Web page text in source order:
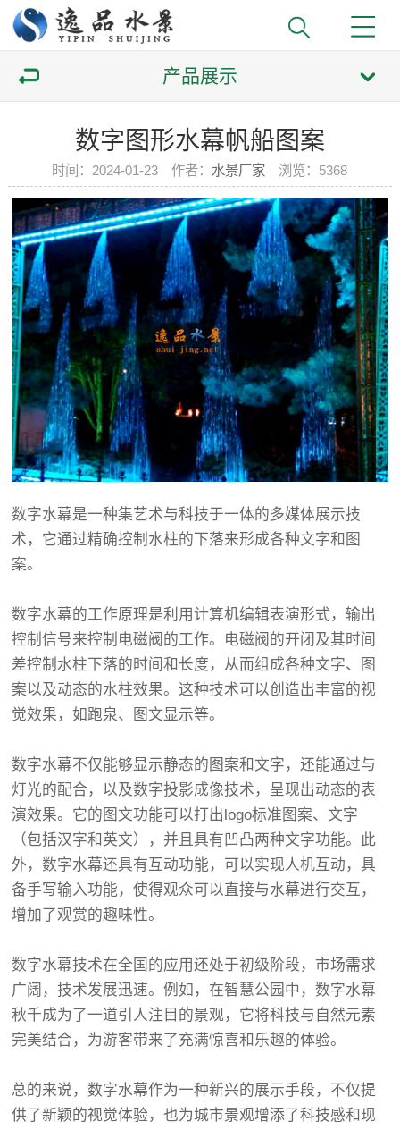
产品展示
数字图形水幕帆船图案
时间：2024-01-23 作者： 水景厂家 浏览： 5368
数字水幕是一种集艺术与科技于一体的多媒体展示技
术，它通过精确控制水柱的下落来形成各种文字和图
案。
数字水幕的工作原理是利用计算机编辑表演形式，输出
控制信号来控制电磁阀的工作。电磁阀的开闭及其时间
差控制水柱下落的时间和长度，从而组成各种文字、图
案以及动态的水柱效果。这种技术可以创造出丰富的视
觉效果，如跑泉、图文显示等。
数字水幕不仅能够显示静态的图案和文字，还能通过与
灯光的配合，以及数字投影成像技术，呈现出动态的表
演效果。它的图文功能可以打出logo标准图案、文字
（包括汉字和英文），并且具有凹凸两种文字功能。此
外，数字水幕还具有互动功能，可以实现人机互动，具
备手写输入功能，使得观众可以直接与水幕进行交互，
增加了观赏的趣味性。
数字水幕技术在全国的应用还处于初级阶段，市场需求
广阔，技术发展迅速。例如，在智慧公园中，数字水幕
秋千成为了一道引人注目的景观，它将科技与自然元素
完美结合，为游客带来了充满惊喜和乐趣的体验。
总的来说，数字水幕作为一种新兴的展示手段，不仅提
供了新颖的视觉体验，也为城市景观增添了科技感和现